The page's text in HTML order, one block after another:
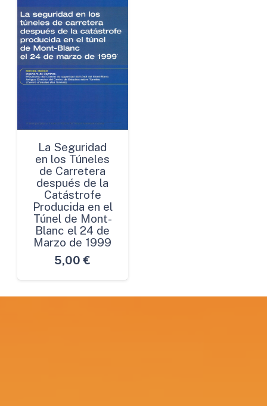
La Seguridad
en los Túneles
de Carretera
después de la
Catástrofe
Producida en el
Túnel de Mont-
Blanc el 24 de
Marzo de 1999
5,00 €